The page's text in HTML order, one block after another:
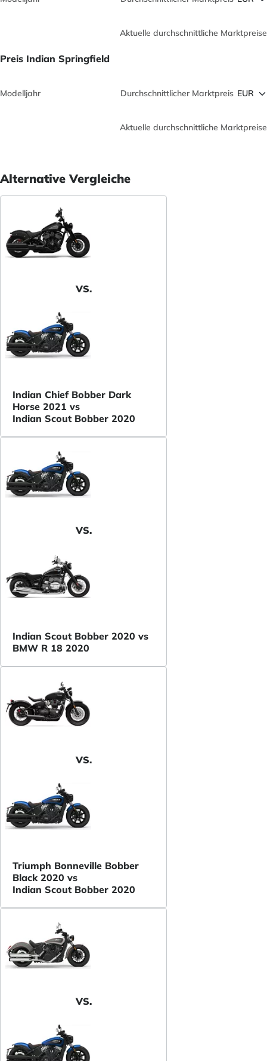
Aktuelle durchschnittliche Marktpreise
Preis Indian Springfield
Modelljahr Durchschnittlicher Marktpreis
Aktuelle durchschnittliche Marktpreise
Alternative Vergleiche
VS.
Indian Chief Bobber Dark
Horse 2021 vs
Indian Scout Bobber 2020
VS.
Indian Scout Bobber 2020 vs
BMW R 18 2020
VS.
Triumph Bonneville Bobber
Black 2020 vs
Indian Scout Bobber 2020
VS.